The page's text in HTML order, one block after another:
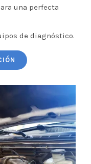
una perfecta
de diagnóstico.